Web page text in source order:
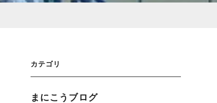
カテゴリ
まにこうブログ